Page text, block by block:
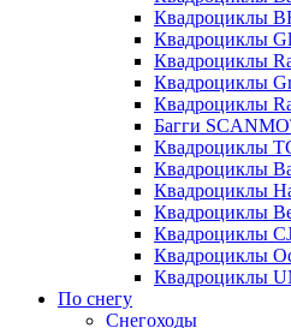
Квадроциклы
Квадроциклы
Квадроциклы
Квадроциклы
Квадроциклы
Багги
Квадроциклы
Квадроциклы
Квадроциклы
Квадроциклы
Квадроциклы
Квадроциклы
Квадроциклы
По снегу
Снегоходы